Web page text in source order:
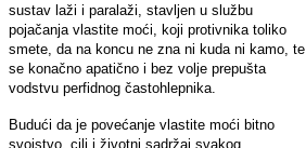
sustav laži i paralaži, stavljen u službu
pojačanja vlastite moći, koji protivnika toliko
smete, da na koncu ne zna ni kuda ni kamo, te
se konačno apatično i bez volje prepušta
vodstvu perfidnog častohlepnika.
Budući da je povećanje vlastite moći bitno
svojstvo, cilj i životni sadržaj svakog